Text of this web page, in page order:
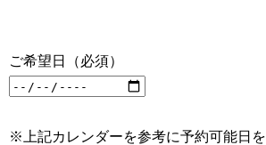
ご希望日（必須）
※上記カレンダーを参考に予約可能日を